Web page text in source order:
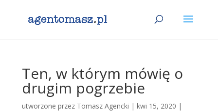
Ten, w którym mówię o
drugim pogrzebie
utworzone przez Tomasz Agencki | kwi 15, 2020 |